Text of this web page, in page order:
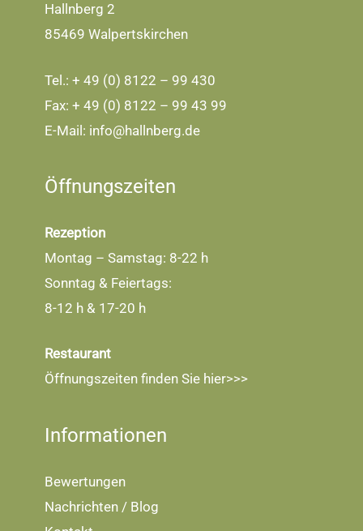
Hallnberg 2
85469 Walpertskirchen
Tel.: + 49 (0) 8122 – 99 430
Fax: + 49 (0) 8122 – 99 43 99
E-Mail: info@hallnberg.de
Öffnungszeiten
Rezeption
Montag – Samstag: 8-22 h
Sonntag & Feiertags:
8-12 h & 17-20 h
Restaurant
Öffnungszeiten finden Sie hier>>>
Informationen
Bewertungen
Nachrichten / Blog